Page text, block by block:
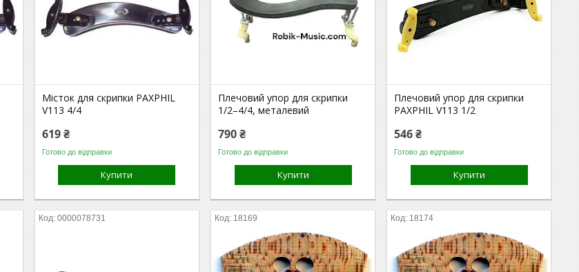
Місток для скрипки PAXPHIL
V113 4/4
619 ₴
Готово до відправки
Купити
Плечовий упор для скрипки
1/2–4/4, металевий
790 ₴
Готово до відправки
Купити
Плечовий упор для скрипки
PAXPHIL V113 1/2
546 ₴
Готово до відправки
Купити
0000078731 18169 18174